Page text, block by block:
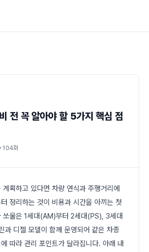
전 꼭 알아야 할 5가지 핵심 점
104회
계획하고 있다면 차량 연식과 주행거리에
정리하는 것이 비용과 시간을 아끼는 첫
쏘울은 1세대(AM)부터 2세대(PS), 3세대
과 디젤 모델이 함께 운영되어 같은 차종
따라 관리 포인트가 달라집니다. 아래 내